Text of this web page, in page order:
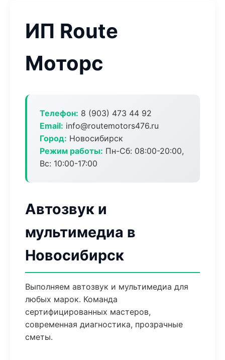
ИП Route
Моторс
Телефон: 8 (903) 473 44 92
Email: info@routemotors476.ru
Город: Новосибирск
Режим работы: Пн-Сб: 08:00-20:00,
Вс: 10:00-17:00
Автозвук и
мультимедиа в
Новосибирск
Выполняем автозвук и мультимедиа для
любых марок. Команда
сертифицированных мастеров,
современная диагностика, прозрачные
сметы.